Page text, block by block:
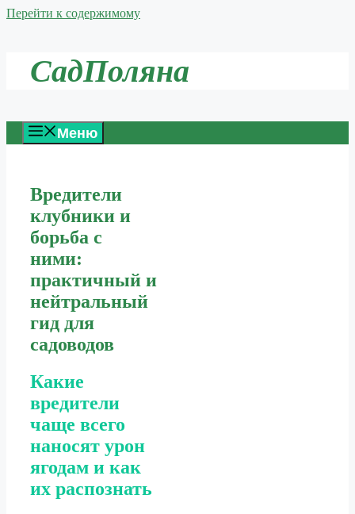
Перейти к содержимому
СадПоляна
Меню
Вредители
клубники и
борьба с
ними:
практичный и
нейтральный
гид для
садоводов
Какие
вредители
чаще всего
наносят урон
ягодам и как
их распознать